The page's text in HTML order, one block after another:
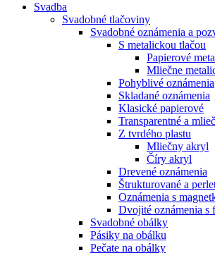
Svadba
Svadobné tlačoviny
Svadobné oznámenia a
S metalickou tlačou
Papierové
Mliečne
Pohyblivé oznámenia
Skladané oznámenia
Klasické papierové
Transparentné a
Z tvrdého plastu
Mliečny akryl
Číry akryl
Drevené oznámenia
Štrukturované a
Oznámenia s
Dvojité oznámenia s
Svadobné obálky
Pásiky na obálku
Pečate na obálky